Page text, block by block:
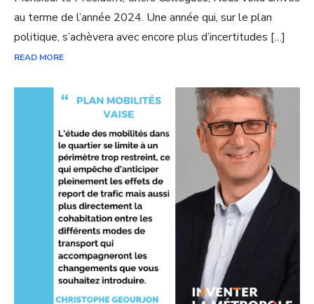
au terme de l’année 2024. Une année qui, sur le plan
politique, s’achèvera avec encore plus d’incertitudes […]
READ MORE